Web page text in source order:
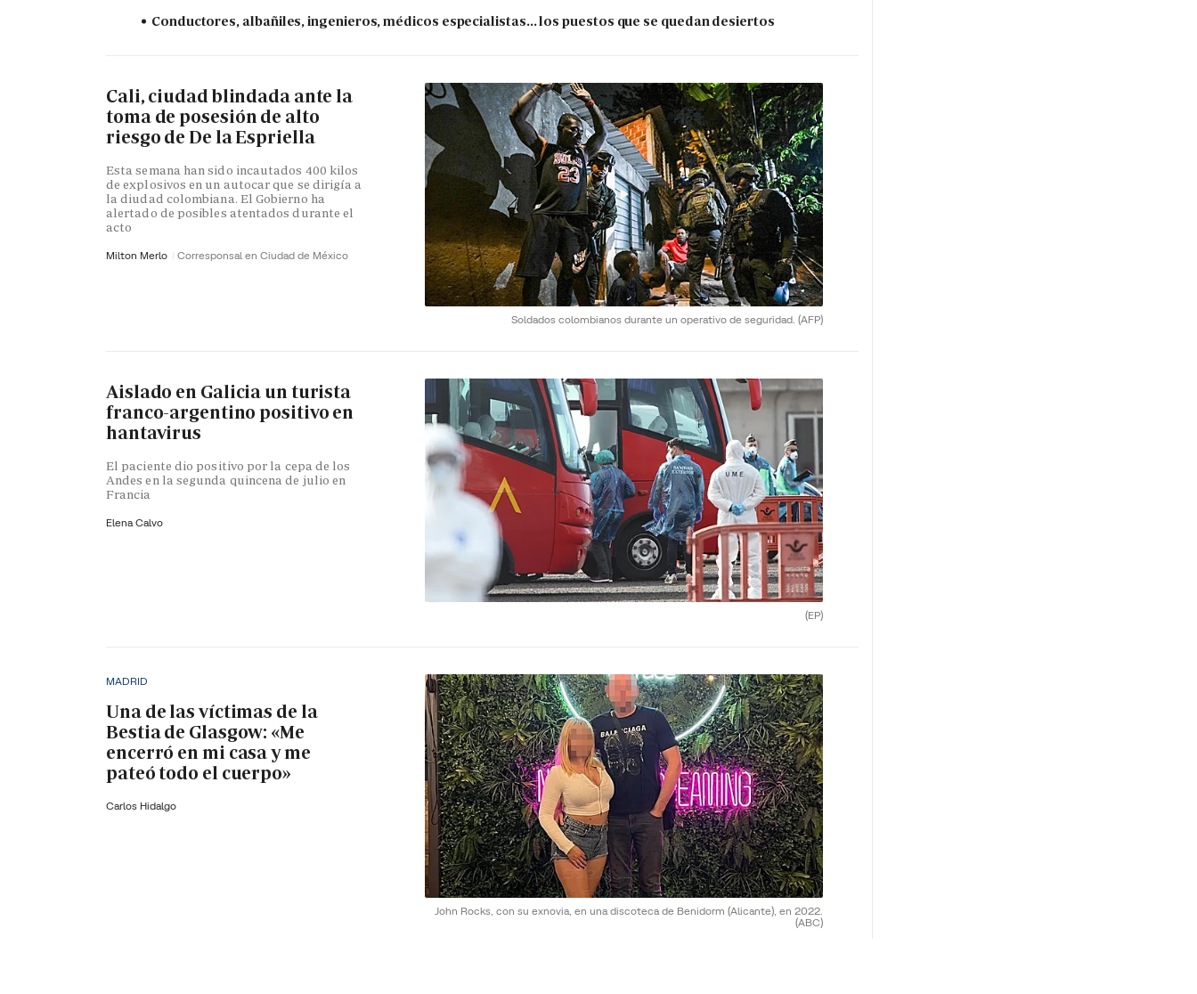
Conductores, albañiles, ingenieros, médicos especialistas... los puestos que se quedan desiertos
Soldados colombianos durante un operativo de seguridad. (AFP)
Cali, ciudad blindada ante la
toma de posesión de alto
riesgo de De la Espriella
Esta semana han sido incautados 400 kilos
de explosivos en un autocar que se dirigía a
la diudad colombiana. El Gobierno ha
alertado de posibles atentados durante el
acto
Milton Merlo Corresponsal en Ciudad de México
(EP)
Aislado en Galicia un turista
franco-argentino positivo en
hantavirus
El paciente dio positivo por la cepa de los
Andes en la segunda quincena de julio en
Francia
Elena Calvo
John Rocks, con su exnovia, en una discoteca de Benidorm (Alicante), en 2022.
(ABC)
MADRID
Una de las víctimas de la
Bestia de Glasgow: «Me
encerró en mi casa y me
pateó todo el cuerpo»
Carlos Hidalgo